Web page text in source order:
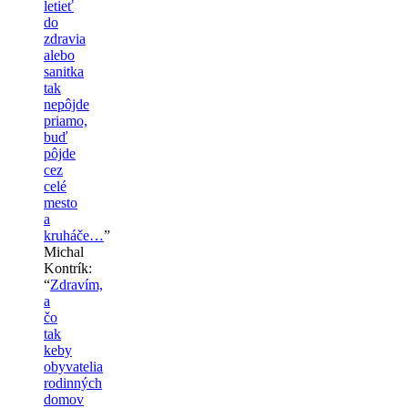
letieť
do
zdravia
alebo
sanitka
tak
nepôjde
priamo,
buď
pôjde
cez
celé
mesto
a
kruháče…”
Michal
Kontrík:
“Zdravím,
a
čo
tak
keby
obyvatelia
rodinných
domov